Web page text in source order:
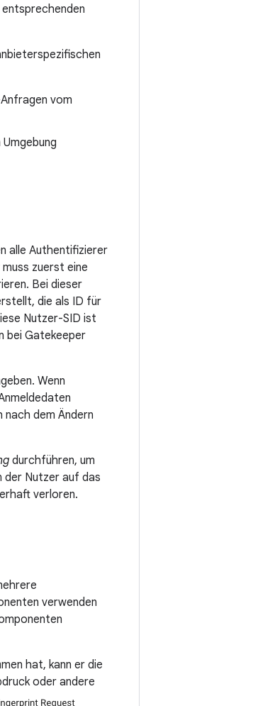
vom
alle Authentifizierer
zuerst eine
Bei dieser
die als ID für
Nutzer-SID ist
bei Gatekeeper
Wenn
dem Ändern
durchführen, um
der Nutzer auf das
verloren.
verwenden
hat, kann er die
oder andere